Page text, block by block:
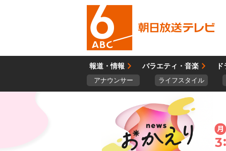
報道・情報 バラエティ・音楽
アナウンサー ライフスタイル
月
3